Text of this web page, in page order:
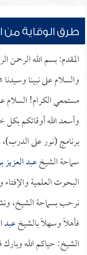
طرق الوقاية من
المقدم: بسم الله الرحمن
والسلام على نبينا
مستمعي الكرام! السلام
وأسعد الله أوقاتكم
برنامج (نور على
سماحة الشيخعبد العزيز
البحوث العلمية
نرحب بسماحة الشيخ،
فأهلاً وسهلاً بالشيخعبد
الشيخ: حياكم الله